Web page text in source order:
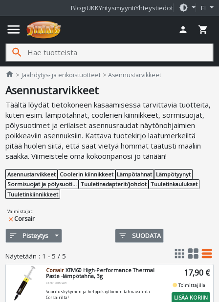
BlogiUKKYritysmyyntiYhteystiedot brightness_medium FI
menu person shopping_cart
search
home Jimms.fi
Jäähdytys- ja erikoistuotteet Asennustarvikkeet
Asennustarvikkeet
Täältä löydät tietokoneen kasaamisessa tarvittavia tuotteita,
kuten esim. lämpötahnat, coolerien kiinnikkeet, sormisuojat,
pölysuotimet ja erilaiset asennusraudat näytönohjaimien
poikkeaviin asennuksiin. Kattava tuotekirjo laatumerkeiltä
pitää huolen siitä, että saat vietyä hommat taatusti maaliin
saakka. Viimeistele oma kokoonpanosi jo tänään!
Asennustarvikkeet Coolerin kiinnikkeet Lämpötahnat Lämpötyynyt
Sormisuojat ja pölysuotimet Tuuletinadapterit/johdot Tuuletinkaulukset
Tuuletinkiinnikkeet
Valmistajat:
close Corsair
sort Pisteytys filter_list SUODATA
Näytetään : 1 - 5 / 5 apps grid_view table_rows
Corsair XTM60 High-Performance Thermal
Paste -lämpötahna, 3g
CT-9010015-WW
Suorituskykyinen ja helppokäyttöinen tahnavalinta
Corsairilta!
17,90 €
fiber_manual_recordToimittajilla
LISÄÄ KORIIN